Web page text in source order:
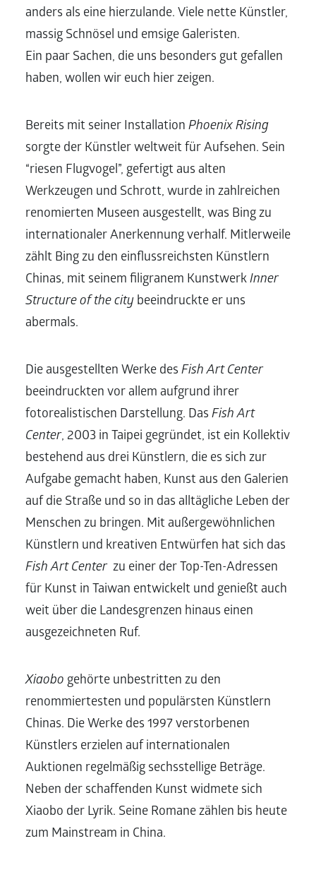
anders als eine hierzulande. Viele nette Künstler,
massig Schnösel und emsige Galeristen.
Ein paar Sachen, die uns besonders gut gefallen
haben, wollen wir euch hier zeigen.
Bereits mit seiner Installation Phoenix Rising
sorgte der Künstler weltweit für Aufsehen. Sein
“riesen Flugvogel”, gefertigt aus alten
Werkzeugen und Schrott, wurde in zahlreichen
renomierten Museen ausgestellt, was Bing zu
internationaler Anerkennung verhalf. Mitlerweile
zählt Bing zu den einflussreichsten Künstlern
Chinas, mit seinem filigranem KunstwerkInner
Structure of the city beeindruckte er uns
abermals.
Die ausgestellten Werke des Fish Art Center
beeindruckten vor allem aufgrund ihrer
fotorealistischen Darstellung. Das Fish Art
Center, 2003 in Taipei gegründet, ist ein Kollektiv
bestehend aus drei Künstlern, die es sich zur
Aufgabe gemacht haben, Kunst aus den Galerien
auf die Straße und so in das alltägliche Leben der
Menschen zu bringen. Mit außergewöhnlichen
Künstlern und kreativen Entwürfen hat sich das
Fish Art Centerzu einer der Top-Ten-Adressen
für Kunst in Taiwan entwickelt und genießt auch
weit über die Landesgrenzen hinaus einen
ausgezeichneten Ruf.
Xiaobo gehörte unbestritten zu den
renommiertesten und populärsten Künstlern
Chinas. Die Werke des 1997 verstorbenen
Künstlers erzielen auf internationalen
Auktionen regelmäßig sechsstellige Beträge.
Neben der schaffenden Kunst widmete sich
Xiaobo der Lyrik. Seine Romane zählen bis heute
zum Mainstream in China.